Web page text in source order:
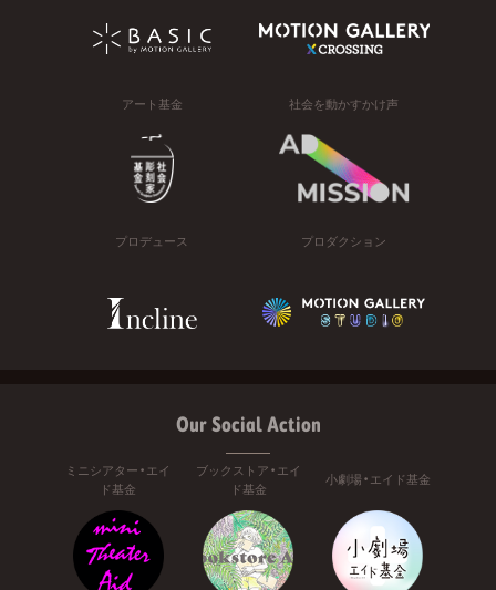
アート基金 社会を動かすかけ声
プロデュース プロダクション
Our Social Action
ミニシアター・エイ
ド基金
ブックストア・エイ
ド基金
小劇場・エイド基金